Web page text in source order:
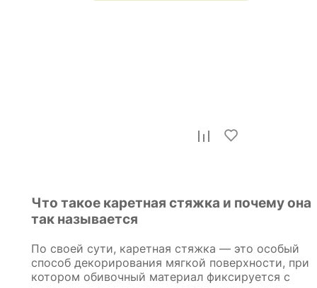
Что такое каретная стяжка и почему она
так называется
По своей сути, каретная стяжка — это особый
способ декорирования мягкой поверхности, при
котором обивочный материал фиксируется с